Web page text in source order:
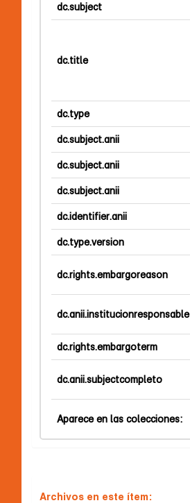
dc.subject
dc.title
dc.type
dc.subject.anii
dc.subject.anii
dc.subject.anii
dc.identifier.anii
dc.type.version
dc.rights.embargoreason
dc.anii.institucionresponsable
dc.rights.embargoterm
dc.anii.subjectcompleto
Aparece en las colecciones:
Archivos en este ítem: